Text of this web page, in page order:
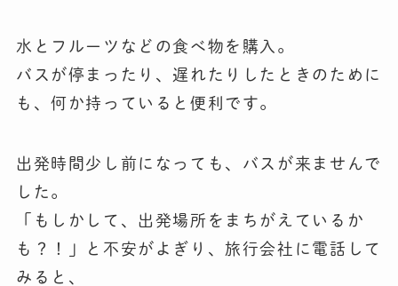
水とフルーツなどの食べ物を購入。
バスが停まったり、遅れたりしたときのために
も、何か持っていると便利です。
出発時間少し前になっても、バスが来ませんで
した。
「もしかして、出発場所をまちがえているか
も？！」と不安がよぎり、旅行会社に電話して
みると、